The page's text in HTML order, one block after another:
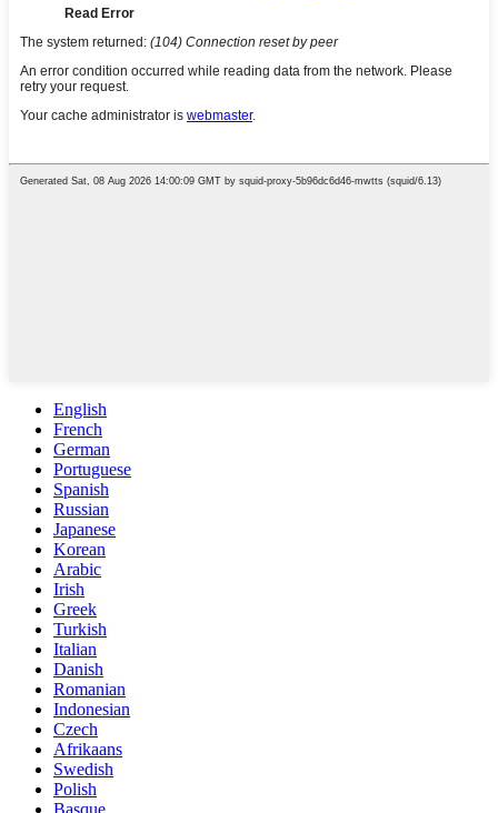
English
French
German
Portuguese
Spanish
Russian
Japanese
Korean
Arabic
Irish
Greek
Turkish
Italian
Danish
Romanian
Indonesian
Czech
Afrikaans
Swedish
Polish
Basque